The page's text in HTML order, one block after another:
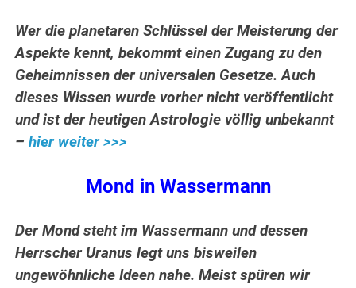
Wer die planetaren Schlüssel der Meisterung der
Aspekte kennt, bekommt einen Zugang zu den
Geheimnissen der universalen Gesetze. Auch
dieses Wissen wurde vorher nicht veröffentlicht
und ist der heutigen Astrologie völlig unbekannt
–hier weiter >>>
Mond in Wassermann
Der Mond steht im Wassermann und dessen
Herrscher Uranus legt uns bisweilen
ungewöhnliche Ideen nahe. Meist spüren wir